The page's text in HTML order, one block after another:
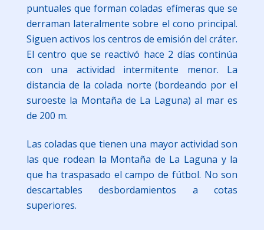
puntuales que forman coladas efímeras que se
derraman lateralmente sobre el cono principal.
Siguen activos los centros de emisión del cráter.
El centro que se reactivó hace 2 días continúa
con una actividad intermitente menor. La
distancia de la colada norte (bordeando por el
suroeste la Montaña de La Laguna) al mar es
de 200 m.
Las coladas que tienen una mayor actividad son
las que rodean la Montaña de La Laguna y la
que ha traspasado el campo de fútbol. No son
descartables desbordamientos a cotas
superiores.